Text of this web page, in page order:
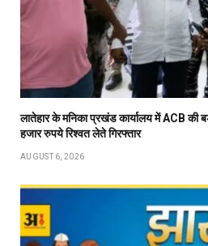
लातेहार के मनिका प्रखंड कार्यालय में ACB की
हजार रुपये रिश्वत लेते गिरफ्तार
AUGUST 6, 2026